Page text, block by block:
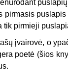
pirmasis
tik pirmieji
įvairovė, o
poetė (šios